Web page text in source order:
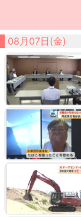
08月07日(金)